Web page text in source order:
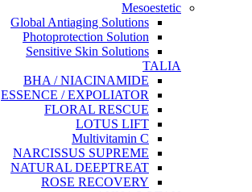
Mesoestetic
Global Antiaging Solutions
Photoprotection Solution
Sensitive Skin Solutions
TALIA
BHA / NIACINAMIDE
ESSENCE / EXPOLIATOR
FLORAL RESCUE
LOTUS LIFT
Multivitamin C
NARCISSUS SUPREME
NATURAL DEEPTREAT
ROSE RECOVERY